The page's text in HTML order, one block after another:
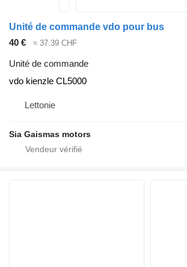
Unité de commande vdo pour bus
40 €
≈ 37.39 CHF
Unité de commande
vdo kienzle CL5000
Lettonie
Sia Gaismas motors